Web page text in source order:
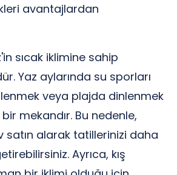
avantajlardan
sıcak iklimine sahip
Yaz aylarında su sporları
veya plajda dinlenmek
mekandır. Bu nedenle,
satın alarak tatillerinizi daha
Ayrıca, kış